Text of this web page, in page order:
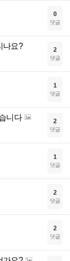
0
댓글
나요? 2
댓글
1
댓글
니다 2
댓글
1
댓글
2
댓글
2
댓글